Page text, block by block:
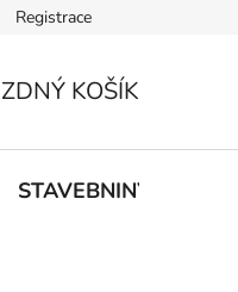
Registrace
KOŠÍK
STAVEBNINY